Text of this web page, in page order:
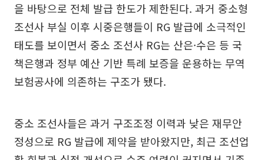
을 바탕으로 전체 발급 한도가 제한된다. 과거 중소형
조선사 부실 이후 시중은행들이 RG 발급에 소극적인
태도를 보이면서 중소 조선사 RG는 산은·수은 등 국
책은행과 정부 예산 기반 특례 보증을 운용하는 무역
보험공사에 의존하는 구조가 됐다.
중소 조선사들은 과거 구조조정 이력과 낮은 재무안
정성으로 RG 발급에 제약을 받아왔지만, 최근 조선업